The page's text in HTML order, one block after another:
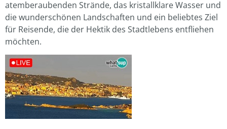
atemberaubenden Strände, das kristallklare Wasser und
die wunderschönen Landschaften und ein beliebtes Ziel
für Reisende, die der Hektik des Stadtlebens entfliehen
möchten.